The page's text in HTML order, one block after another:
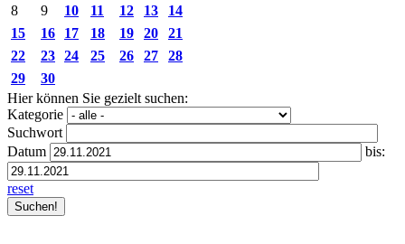
8
9 10 11 12 13
14
15
16 17 18 19 20
21
22
23 24 25 26 27
28
29
30
Hier können Sie gezielt suchen:
Kategorie
Suchwort
Datum
bis:
reset